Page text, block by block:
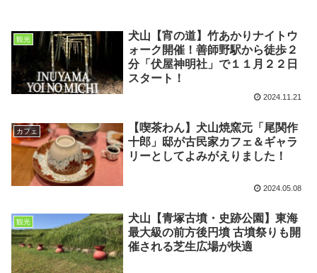
観光
犬山【宵の道】竹あかりナイトウ
ォーク開催！善師野駅から徒歩２
分「伏屋神明社」で１１月２２日
スタート！
2024.11.21
カフェ
【喫茶わん】犬山焼窯元「尾関作
十郎」邸が古民家カフェ＆ギャラ
リーとしてよみがえりました！
2024.05.08
観光
犬山【青塚古墳・史跡公園】東海
最大級の前方後円墳 古墳祭りも開
催される芝生広場が快適